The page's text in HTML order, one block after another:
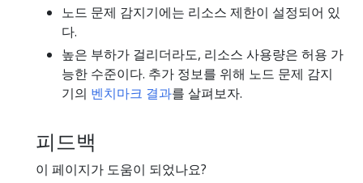
노드 문제 감지기에는 리소스 제한이 설정되어 있
다.
높은 부하가 걸리더라도, 리소스 사용량은 허용 가
능한 수준이다. 추가 정보를 위해 노드 문제 감지
기의 벤치마크 결과를 살펴보자.
피드백
이 페이지가 도움이 되었나요?